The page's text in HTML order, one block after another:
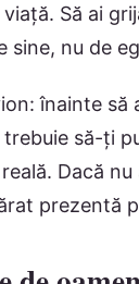
Să ai
sine, nu de
înainte să
să-ți
Dacă
prezentă